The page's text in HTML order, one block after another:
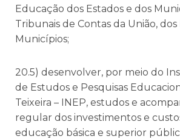
Educação dos Estados e dos
Tribunais de Contas da União, dos
Municípios;
20.5) desenvolver, por meio do
de Estudos e Pesquisas
Teixeira – INEP, estudos e
regular dos investimentos e
educação básica e superior